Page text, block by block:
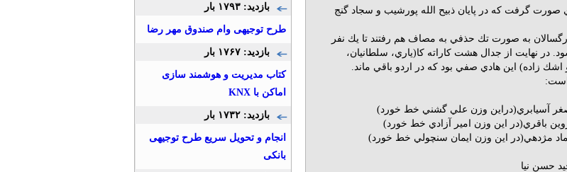
متعددي صورت گرفت كه در پايان ذبيح الله پورشيب و سجاد گنج
به صورت تك حذفي به مصاف هم رفتند تا يك نفر
در نهايت از جدال هشت كاراته كا(ياري، سلطانيان،
زاده) اين هادي صفي بود كه در اردو باقي ماند.
است:
بازدید: ۱۷۹۳ بار
طرح توجیهی وام صندوق مهر رضا
بازدید: ۱۷۶۷ بار
کتاب مدیریت و هوشمند سازی
اماکن با KNX
بازدید: ۱۷۳۲ بار
انجام و تحویل سریع طرح توجیهی
بانکی